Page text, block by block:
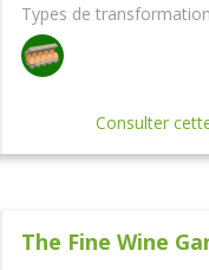
Types de
Consulter
The Fine Wine